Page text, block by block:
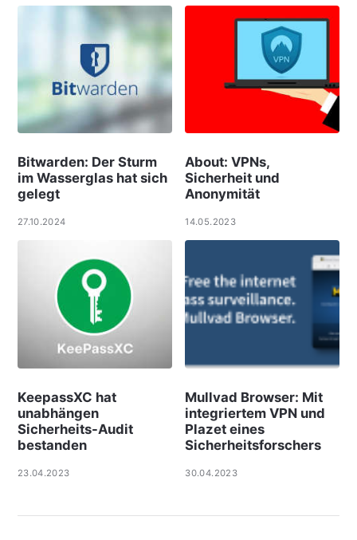
Bitwarden: Der Sturm
im Wasserglas hat sich
gelegt
27.10.2024
About: VPNs,
Sicherheit und
Anonymität
14.05.2023
KeepassXC hat
unabhängen
Sicherheits-Audit
bestanden
23.04.2023
Mullvad Browser: Mit
integriertem VPN und
Plazet eines
Sicherheitsforschers
30.04.2023